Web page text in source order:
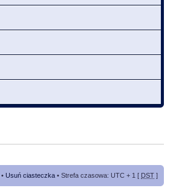
• Usuń ciasteczka • Strefa czasowa: UTC + 1 [ DST ]